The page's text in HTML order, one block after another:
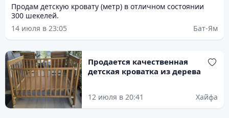
Продам детскую кровату (метр) в отличном состоянии
300 шекелей.
14 июля в 23:05
Бат-Ям
Продается качественная
детская кроватка из дерева
12 июля в 20:41 Хайфа